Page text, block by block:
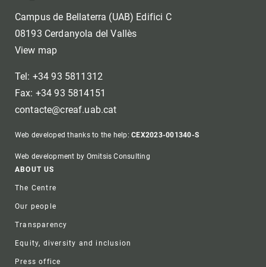
Campus de Bellaterra (UAB) Edifici C
08193 Cerdanyola del Vallès
View map
Tel: +34 93 5811312
Fax: +34 93 5814151
contacte@creaf.uab.cat
Web developed thanks to the help:CEX2023-001340-S
Web development by Omitsis Consulting
Footer
ABOUT US
The Centre
Our people
Transparency
Equity, diversity and inclusion
Press office